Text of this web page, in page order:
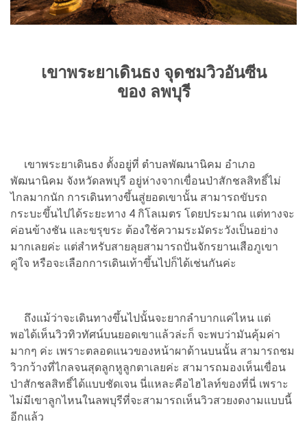
เขาพระยาเดินธง จุดชมวิวอันซีน
ของ ลพบุรี
เขาพระยาเดินธง ตั้งอยู่ที่ ตำบลพัฒนานิคม อำเภอ
พัฒนานิคม จังหวัดลพบุรี อยู่ห่างจากเขื่อนป่าสักชลสิทธิ์ไม่
ไกลมากนัก การเดินทางขึ้นสู่ยอดเขานั้น สามารถขับรถ
กระบะขึ้นไปได้ระยะทาง 4 กิโลเมตร โดยประมาณ แต่ทางจะ
ค่อนข้างชัน และขรุขระ ต้องใช้ความระมัดระวังเป็นอย่าง
มากเลยค่ะ แต่สำหรับสายลุยสามารถปั่นจักรยานเสือภูเขา
คู่ใจ หรือจะเลือกการเดินเท้าขึ้นไปก็ได้เช่นกันค่ะ
ถึงแม้ว่าจะเดินทางขึ้นไปนั้นจะยากลำบากแค่ไหน แต่
พอได้เห็นวิวทิวทัศน์บนยอดเขาแล้วล่ะก็ จะพบว่ามันคุ้มค่า
มากๆ ค่ะ เพราะตลอดแนวของหน้าผาด้านบนนั้น สามารถชม
วิวกว้างที่ไกลจนสุดลูกหูลูกตาเลยค่ะ สามารถมองเห็นเขื่อน
ป่าสักชลสิทธิ์ได้แบบชัดเจน นี่แหละคือไฮไลท์ของที่นี่ เพราะ
ไม่มีเขาลูกไหนในลพบุรีที่จะสามารถเห็นวิวสวยงดงามแบบนี้
อีกแล้ว